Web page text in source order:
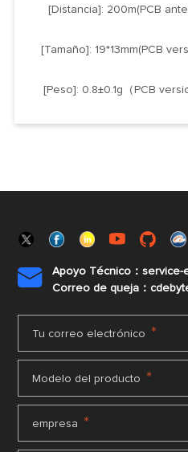
[Distancia]: 200m(PCB
[Tamaño]: 19*13mm(PCB
[Peso]: 0.8±0.1g（PCB

Apoyo Técnico：service-
Correo de queja：
Tu correo electrónico *
Modelo del producto *
empresa *